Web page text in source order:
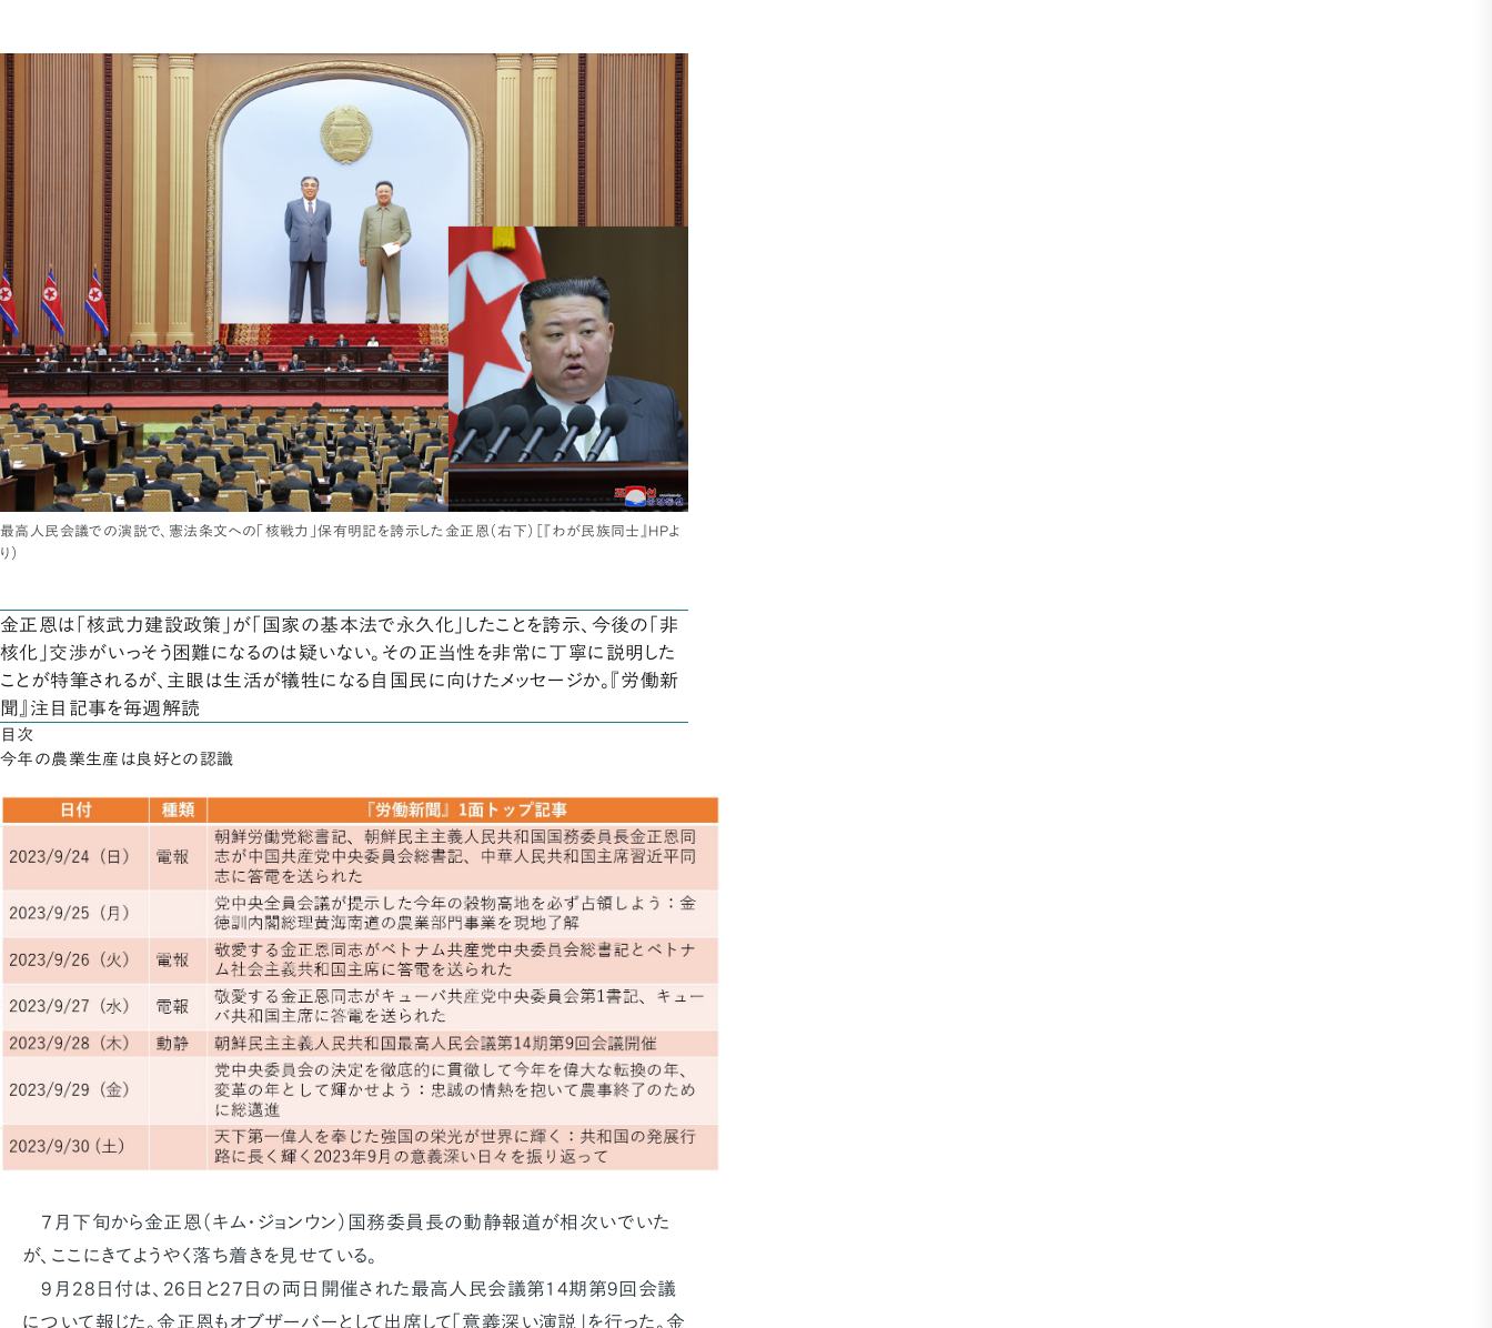
最高人民会議での演説で、憲法条文への「核戦力」保有明記を誇示した金正恩（右下）［『わが民族同士』HPよ
り）
金正恩は「核武力建設政策」が「国家の基本法で永久化」したことを誇示、今後の「非
核化」交渉がいっそう困難になるのは疑いない。その正当性を非常に丁寧に説明した
ことが特筆されるが、主眼は生活が犠牲になる自国民に向けたメッセージか。『労働新
聞』注目記事を毎週解読
目次
今年の農業生産は良好との認識
7月下旬から金正恩（キム・ジョンウン）国務委員長の動静報道が相次いでいた
が、ここにきてようやく落ち着きを見せている。
9月28日付は、26日と27日の両日開催された最高人民会議第14期第9回会議
について報じた。金正恩もオブザーバーとして出席して「意義深い演説」を行った。金